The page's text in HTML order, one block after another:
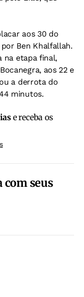
aos 30 do
Ben Khalfallah.
na etapa final,
aos 22 e
a derrota do
minutos.
e receba os
seus